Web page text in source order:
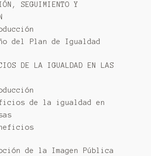
SEGUIMIENTO Y
del Plan de Igualdad
DE LA IGUALDAD EN LAS
de la igualdad en
de la Imagen Pública